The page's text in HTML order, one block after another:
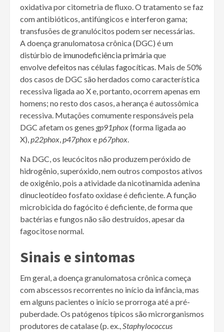
oxidativa por citometria de fluxo. O tratamento se faz
com antibióticos, antifúngicos e interferon gama;
transfusões de granulócitos podem ser necessárias.
A doença granulomatosa crônica (DGC) é um
distúrbio de imunodeficiência primáriaque
envolvedefeitos nas células fagocíticas. Mais de 50%
dos casos de DGC são herdados como característica
recessiva ligada ao X e, portanto, ocorrem apenas em
homens; no resto dos casos, a herança é autossômica
recessiva. Mutações comumente responsáveis pela
DGC afetam os genes gp91phox(forma ligada ao
X),p22phox,p47phoxep67phox.
Na DGC, os leucócitos não produzem peróxido de
hidrogênio, superóxido, nem outros compostos ativos
de oxigênio, pois a atividade da nicotinamida adenina
dinucleotídeo fosfato oxidase é deficiente. A função
microbicida do fagócito é deficiente, de forma que
bactérias e fungos não são destruídos, apesar da
fagocitose normal.
Sinais e sintomas
Em geral, a doença granulomatosa crônica começa
com abscessos recorrentes no início da infância, mas
em alguns pacientes o início se prorroga até a pré-
puberdade. Os patógenos típicos são microrganismos
produtores de catalase (p. ex.,Staphylococcus